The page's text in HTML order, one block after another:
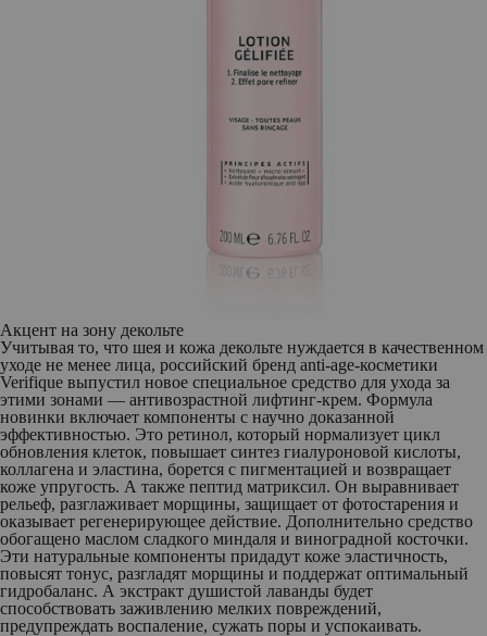
Акцент на зону декольте
Учитывая то, что шея и кожа декольте нуждается в качественном
уходе не менее лица, российский бренд anti-age-косметики
Verifique выпустил новое специальное средство для ухода за
этими зонами — антивозрастной лифтинг-крем. Формула
новинки включает компоненты с научно доказанной
эффективностью. Это ретинол, который нормализует цикл
обновления клеток, повышает синтез гиалуроновой кислоты,
коллагена и эластина, борется с пигментацией и возвращает
коже упругость. А также пептид матриксил. Он выравнивает
рельеф, разглаживает морщины, защищает от фотостарения и
оказывает регенерирующее действие. Дополнительно средство
обогащено маслом сладкого миндаля и виноградной косточки.
Эти натуральные компоненты придадут коже эластичность,
повысят тонус, разгладят морщины и поддержат оптимальный
гидробаланс. А экстракт душистой лаванды будет
способствовать заживлению мелких повреждений,
предупреждать воспаление, сужать поры и успокаивать.